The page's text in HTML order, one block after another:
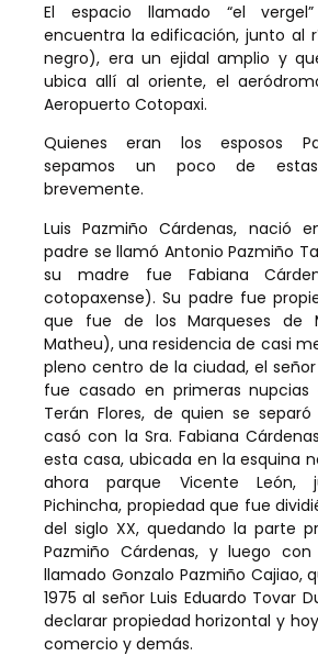
El espacio llamado “el
encuentra la edificación, junto al
negro), era un ejidal amplio y
ubica allí al oriente, el
Aeropuerto Cotopaxi.
Quienes eran los esposos
sepamos un poco de
brevemente.
Luis Pazmiño Cárdenas, nació
padre se llamó Antonio Pazmiño
su madre fue Fabiana
cotopaxense). Su padre fue
que fue de los Marqueses de
Matheu), una residencia de casi
pleno centro de la ciudad, el
fue casado en primeras
Terán Flores, de quien se
casó con la Sra. Fabiana
esta casa, ubicada en la esquina
ahora parque Vicente León,
Pichincha, propiedad que fue
del siglo XX, quedando la parte
Pazmiño Cárdenas, y luego
llamado Gonzalo Pazmiño Cajiao,
1975 al señor Luis Eduardo Tovar
declarar propiedad horizontal y
comercio y demás.